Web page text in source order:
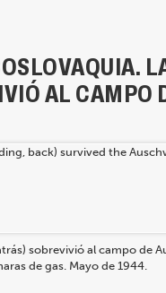
AL CAMPO
sobrevivió al campo de
de gas. Mayo de 1944.